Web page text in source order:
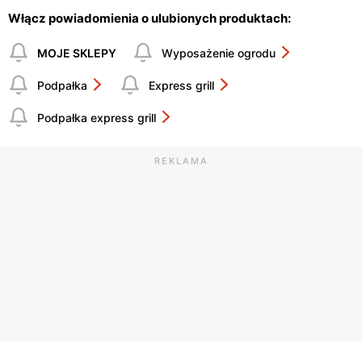
Włącz powiadomienia o ulubionych produktach:
MOJE SKLEPY Wyposażenie ogrodu
Podpałka Express grill
Podpałka express grill
REKLAMA